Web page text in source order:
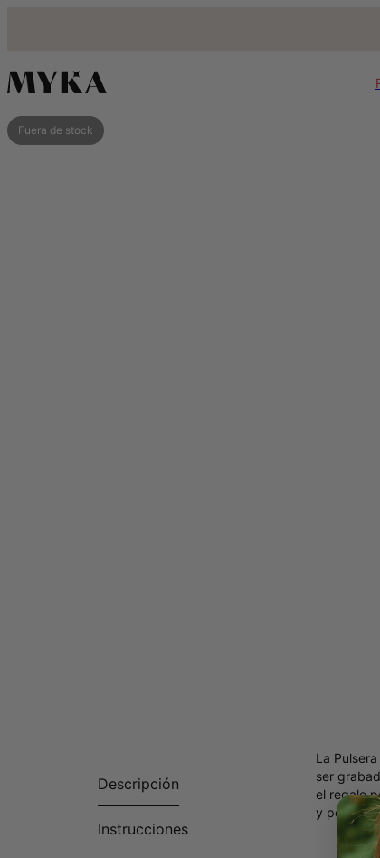
Fuera de stock
Descripción
Instrucciones
La
ser
el regalo
y